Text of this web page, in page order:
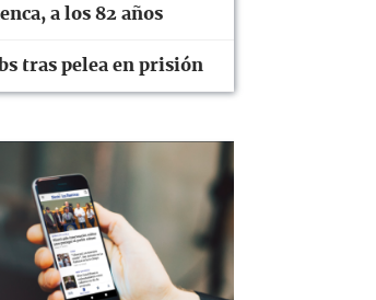
a los 82 años
tras pelea en prisión